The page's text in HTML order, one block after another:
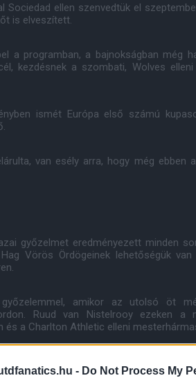
- Do Not Process My
ellen szenvedtük el
is elveszített.
a programban, a bajnokságban még
kezdésnek a szombati, Wolves elleni
ismét Európa első számú
van esély arra, hogy még ebben
győzelmet eredményezett minden
Vörös Ördögeinek lehetőségük
amikor az utolsó öt
Ruud van Nistelrooy ezeken a
a Charlton Athletic elleni
sikerült felülmúlnunk.